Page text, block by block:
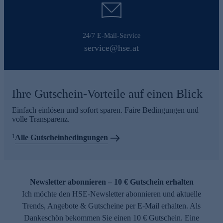
24/7 E-Mail-Service
service@hse.at
Ihre Gutschein-Vorteile auf einen Blick
Einfach einlösen und sofort sparen. Faire Bedingungen und
volle Transparenz.
1 Alle Gutscheinbedingungen
Newsletter abonnieren – 10 € Gutschein erhalten
Ich möchte den HSE-Newsletter abonnieren und aktuelle
Trends, Angebote & Gutscheine per E-Mail erhalten. Als
Dankeschön bekommen Sie einen 10 € Gutschein. Eine